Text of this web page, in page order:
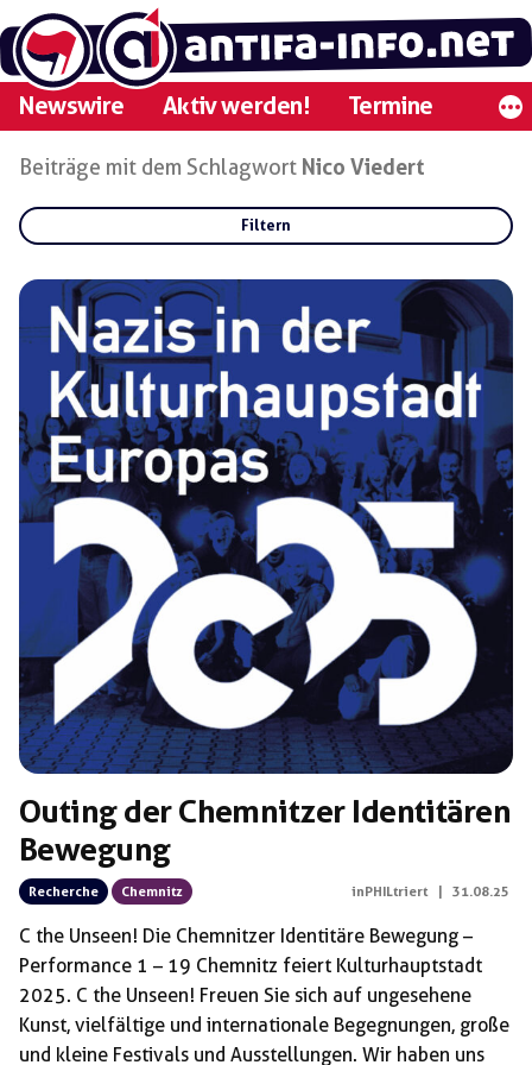
Zum
Inhalt
springen
Newswire Aktiv werden! Termine
Beiträge mit dem Schlagwort Nico Viedert
Filtern
Gruppen:
Regionen:
Schlagwörter:
Nico Viedert
Outing der Chemnitzer Identitären
Bewegung
Recherche Chemnitz inPHILtriert 31.08.25
C the Unseen! Die Chemnitzer Identitäre Bewegung –
Performance 1 – 19 Chemnitz feiert Kulturhauptstadt
2025. C the Unseen! Freuen Sie sich auf ungesehene
Kunst, vielfältige und internationale Begegnungen, große
und kleine Festivals und Ausstellungen. Wir haben uns